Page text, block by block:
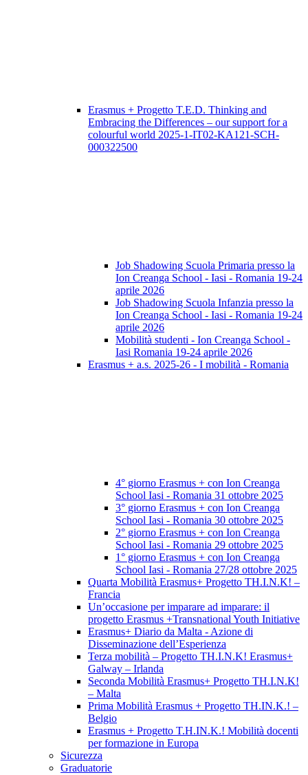
Erasmus + Progetto T.E.D. Thinking and
Embracing the Differences – our support for a
colourful world 2025-1-IT02-KA121-SCH-
000322500
Job Shadowing Scuola Primaria presso la
Ion Creanga School - Iasi - Romania 19-24
aprile 2026
Job Shadowing Scuola Infanzia presso la
Ion Creanga School - Iasi - Romania 19-24
aprile 2026
Mobilità studenti - Ion Creanga School -
Iasi Romania 19-24 aprile 2026
Erasmus + a.s. 2025-26 - I mobilità - Romania
4° giorno Erasmus + con Ion Creanga
School Iasi - Romania 31 ottobre 2025
3° giorno Erasmus + con Ion Creanga
School Iasi - Romania 30 ottobre 2025
2° giorno Erasmus + con Ion Creanga
School Iasi - Romania 29 ottobre 2025
1° giorno Erasmus + con Ion Creanga
School Iasi - Romania 27/28 ottobre 2025
Quarta Mobilità Erasmus+ Progetto TH.I.N.K! –
Francia
Un’occasione per imparare ad imparare: il
progetto Erasmus +Transnational Youth Initiative
Erasmus+ Diario da Malta - Azione di
Disseminazione dell’Esperienza
Terza mobilità – Progetto TH.I.N.K! Erasmus+
Galway – Irlanda
Seconda Mobilità Erasmus+ Progetto TH.I.N.K!
– Malta
Prima Mobilità Erasmus + Progetto TH.IN.K.! –
Belgio
Erasmus + Progetto T.H.IN.K.! Mobilità docenti
per formazione in Europa
Sicurezza
Graduatorie